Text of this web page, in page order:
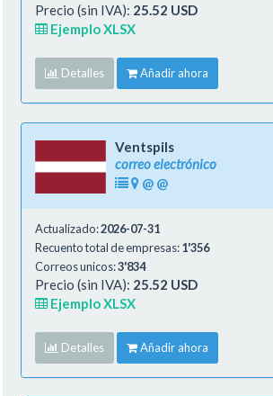
Precio (sin IVA): 25.52 USD
Ejemplo XLSX
Detalles Añadir ahora
Ventspils
correo electrónico
@ @
Actualizado:2026-07-31
Recuento total de empresas:1'356
Correos unicos:3'834
Precio (sin IVA): 25.52 USD
Ejemplo XLSX
Detalles Añadir ahora